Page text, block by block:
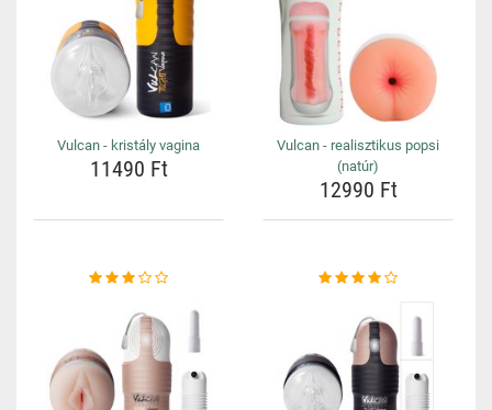
Vulcan - kristály vagina
11490 Ft
Vulcan - realisztikus popsi
(natúr)
12990 Ft